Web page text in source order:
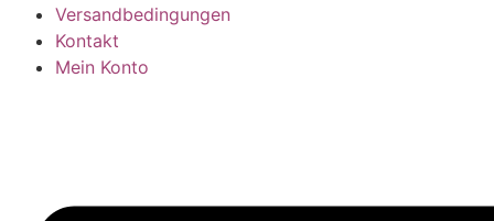
Versandbedingungen
Kontakt
Mein Konto